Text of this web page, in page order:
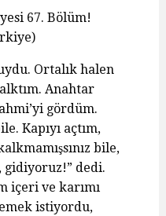
67. Bölüm!
Ortalık halen
Anahtar
gördüm.
Kapıyı açtım,
bile,
gidiyoruz!” dedi.
içeri ve karımı
istiyordu,